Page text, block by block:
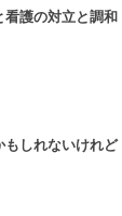
看護の対立と調和
もしれないけれど